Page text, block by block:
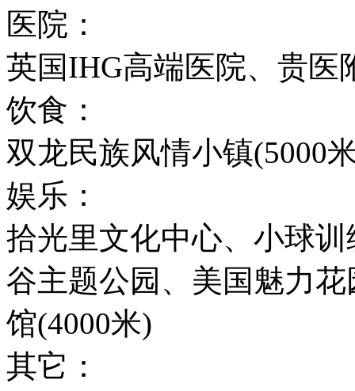
医院：
英国IHG高端医院、贵医
饮食：
双龙民族风情小镇(5000
娱乐：
拾光里文化中心、小球
谷主题公园、美国魅力
馆(4000米)
其它：